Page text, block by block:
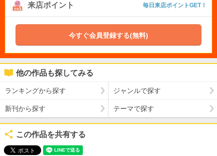
来店ポイント 毎日来店ポイントGET！
今すぐ会員登録する(無料)
他の作品も探してみる
ランキングから探す ジャンルで探す
新刊から探す テーマで探す
この作品を共有する